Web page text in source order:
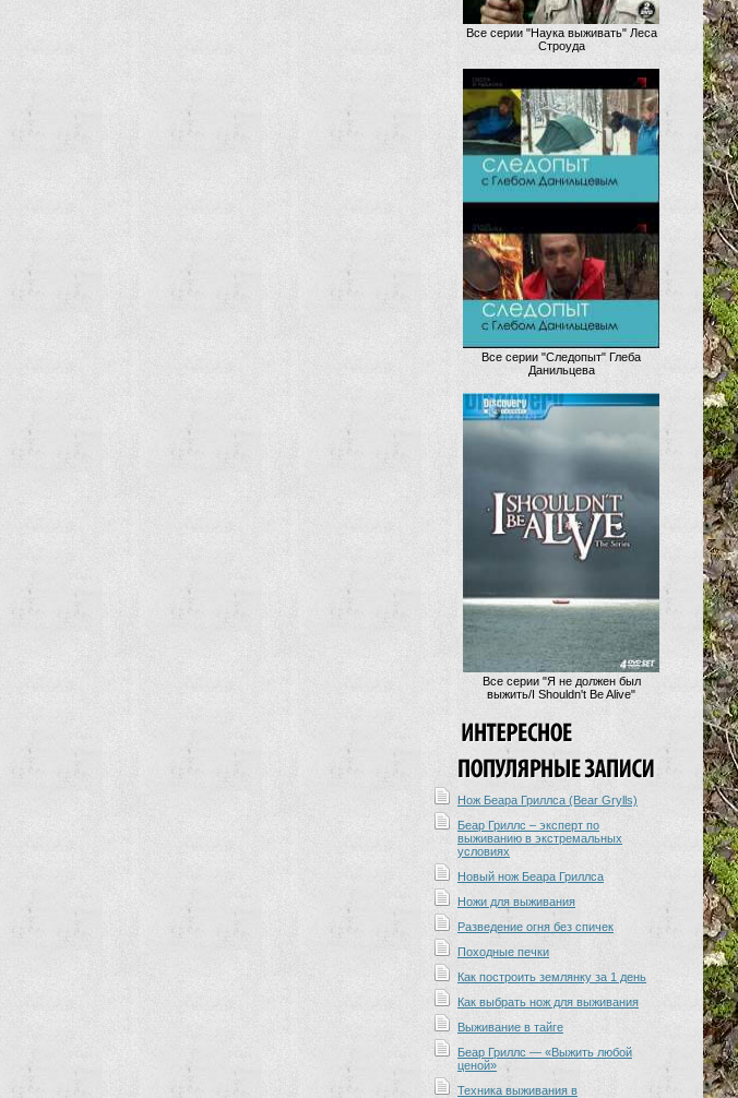
Все серии "Наука выживать" Леса
Строуда
Все серии "Следопыт" Глеба
Данильцева
Все серии "Я не должен был
выжить/I Shouldn't Be Alive"
Нож Беара Гриллса (Bear Grylls)
Беар Гриллс – эксперт по
выживанию в экстремальных
условиях
Новый нож Беара Гриллса
Ножи для выживания
Разведение огня без спичек
Походные печки
Как построить землянку за 1 день
Как выбрать нож для выживания
Выживание в тайге
Беар Гриллс — «Выжить любой
ценой»
Техника выживания в